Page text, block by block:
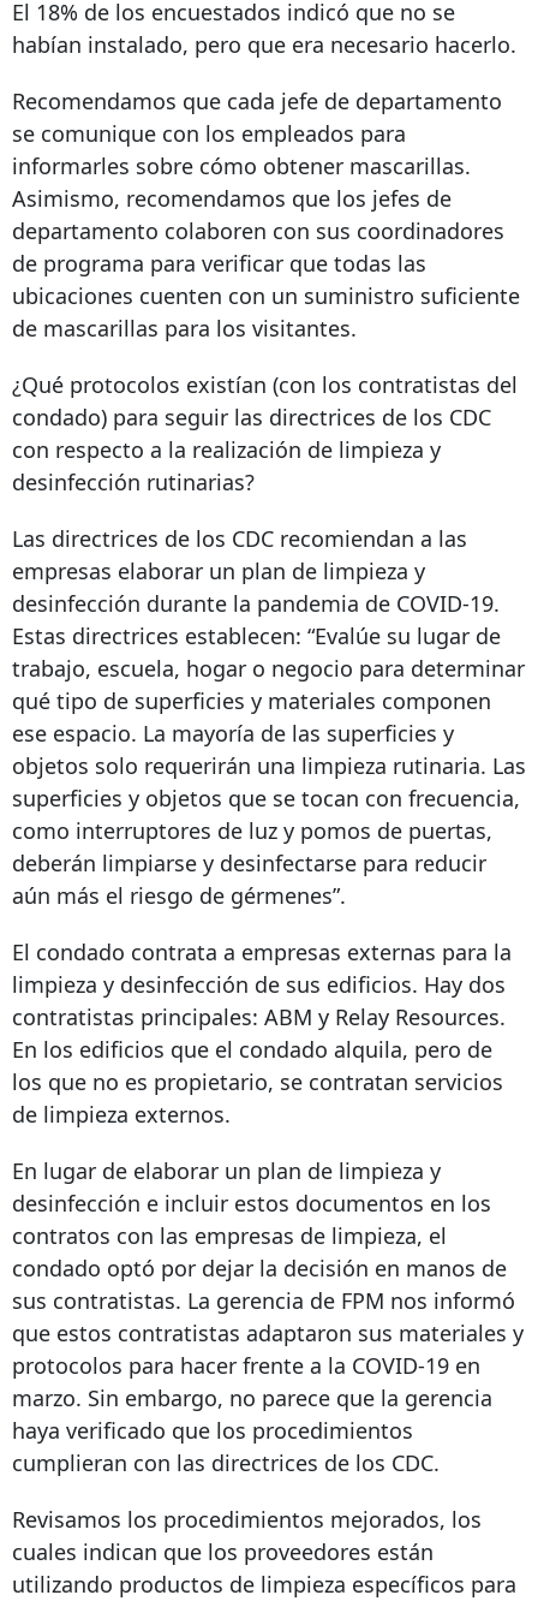
El 18% de los encuestados indicó que no se
habían instalado, pero que era necesario hacerlo.
Recomendamos que cada jefe de departamento
se comunique con los empleados para
informarles sobre cómo obtener mascarillas.
Asimismo, recomendamos que los jefes de
departamento colaboren con sus coordinadores
de programa para verificar que todas las
ubicaciones cuenten con un suministro suficiente
de mascarillas para los visitantes.
¿Qué protocolos existían (con los contratistas del
condado) para seguir las directrices de los CDC
con respecto a la realización de limpieza y
desinfección rutinarias?
Las directrices de los CDC recomiendan a las
empresas elaborar un plan de limpieza y
desinfección durante la pandemia de COVID-19.
Estas directrices establecen: “Evalúe su lugar de
trabajo, escuela, hogar o negocio para determinar
qué tipo de superficies y materiales componen
ese espacio. La mayoría de las superficies y
objetos solo requerirán una limpieza rutinaria. Las
superficies y objetos que se tocan con frecuencia,
como interruptores de luz y pomos de puertas,
deberán limpiarse y desinfectarse para reducir
aún más el riesgo de gérmenes”.
El condado contrata a empresas externas para la
limpieza y desinfección de sus edificios. Hay dos
contratistas principales: ABM y Relay Resources.
En los edificios que el condado alquila, pero de
los que no es propietario, se contratan servicios
de limpieza externos.
En lugar de elaborar un plan de limpieza y
desinfección e incluir estos documentos en los
contratos con las empresas de limpieza, el
condado optó por dejar la decisión en manos de
sus contratistas. La gerencia de FPM nos informó
que estos contratistas adaptaron sus materiales y
protocolos para hacer frente a la COVID-19 en
marzo. Sin embargo, no parece que la gerencia
haya verificado que los procedimientos
cumplieran con las directrices de los CDC.
Revisamos los procedimientos mejorados, los
cuales indican que los proveedores están
utilizando productos de limpieza específicos para